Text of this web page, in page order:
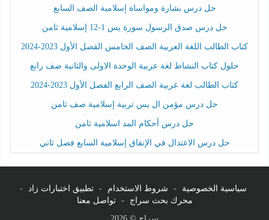
حل درس بشارة ومواساة إسلامية الصف السابع
حل درس صدق الرسول سورة يس 1-12 إسلامية ثامن
كتاب الطالب اللغة العربية الصف الخامس الفصل الأول 2023-2024
حلول كتاب النشاط لغة عربية الوحدة الاولى والثانية صف رابع
كتاب الطالب لغة عربية الصف الرابع الفصل الأول 2023-2024
حل درس مؤمن ال يس تربية إسلامية صف ثامن
حل درس أحكام المد اسلامية ثامن
حل درس الاعتدال في الإنفاق إسلامية السابع فصل ثاني
سياسية الخصوصية - شروط الاستخدام - تطبيق اختبارات زاد
-
محرك بحث سراج
-
تواصل معنا